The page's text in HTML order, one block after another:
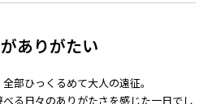
ありがたい
部ひっくるめて大人の遠征。
る日々のありがたさを感じた一日でし